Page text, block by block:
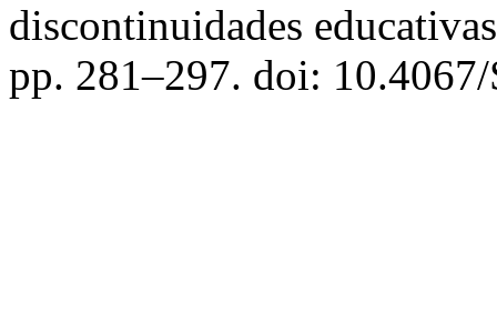
discontinuidades
pp. 281–297. doi: